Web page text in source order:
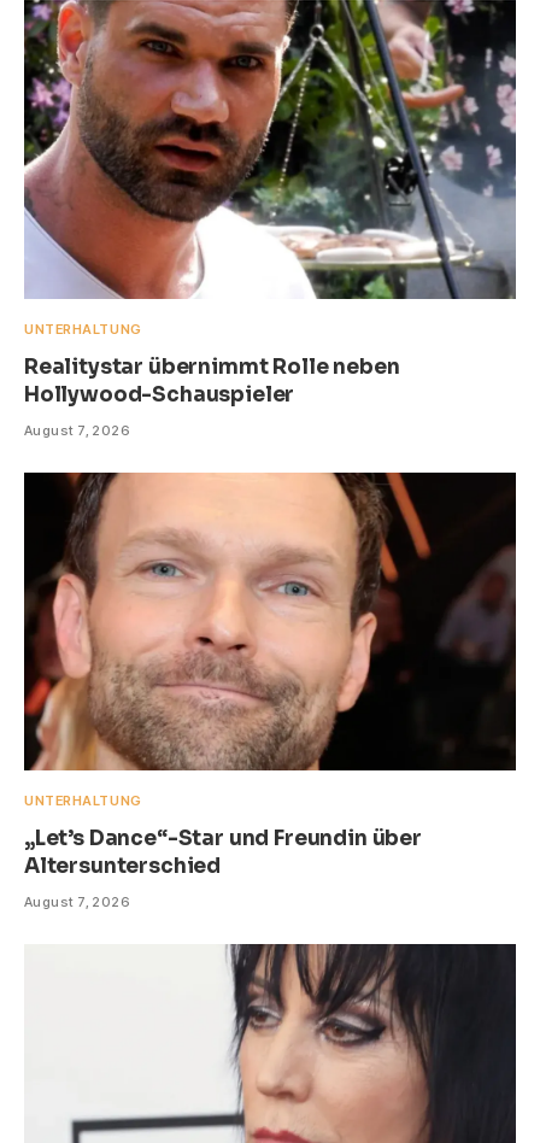
UNTERHALTUNG
Realitystar übernimmt Rolle neben
Hollywood-Schauspieler
August 7, 2026
UNTERHALTUNG
„Let’s Dance“-Star und Freundin über
Altersunterschied
August 7, 2026